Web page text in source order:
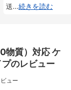
送...続きを読む
物質）対応 ケ
のレビュー
ュー